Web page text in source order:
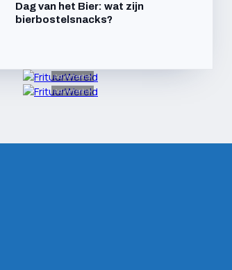
Dag van het Bier: wat zijn
bierbostelsnacks?
Advertentie
Advertentie